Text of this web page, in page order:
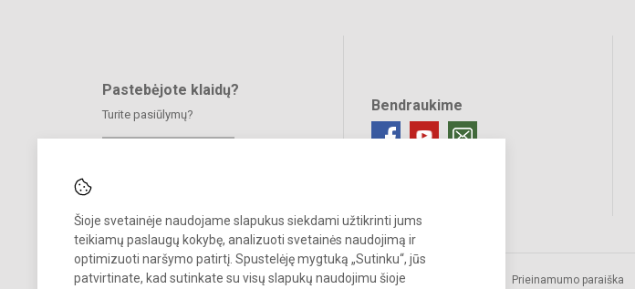
Šioje svetainėje naudojame slapukus siekdami užtikrinti jums
teikiamų paslaugų kokybę, analizuoti svetainės naudojimą ir
optimizuoti naršymo patirtį. Spustelėję mygtuką „Sutinku“, jūs
patvirtinate, kad sutinkate su visų slapukų naudojimu šioje
Pastebėjote klaidų?
Turite pasiūlymų?
Bendraukime
© 2025. Jonavos Raimundo Samulevičiaus progimnazija Žeimių skyrius.
Prieinamumo paraiška